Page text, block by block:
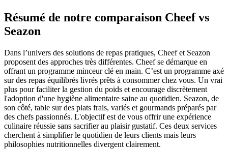
Résumé de notre comparaison Cheef vs
Seazon
Dans l’univers des solutions de repas pratiques, Cheef et Seazon
proposent des approches très différentes. Cheef se démarque en
offrant un programme minceur clé en main. C’est un programme axé
sur des repas équilibrés livrés prêts à consommer chez vous. Un vrai
plus pour faciliter la gestion du poids et encourage discrètement
l'adoption d'une hygiène alimentaire saine au quotidien. Seazon, de
son côté, table sur des plats frais, variés et gourmands préparés par
des chefs passionnés. L'objectif est de vous offrir une expérience
culinaire réussie sans sacrifier au plaisir gustatif. Ces deux services
cherchent à simplifier le quotidien de leurs clients mais leurs
philosophies nutritionnelles divergent clairement.